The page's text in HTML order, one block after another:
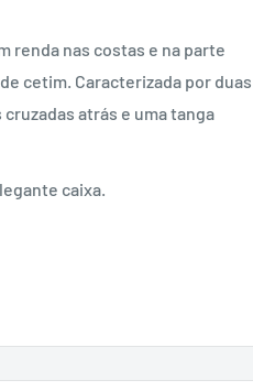
renda nas costas e na parte
cetim. Caracterizada por duas
atrás e uma tanga
caixa.